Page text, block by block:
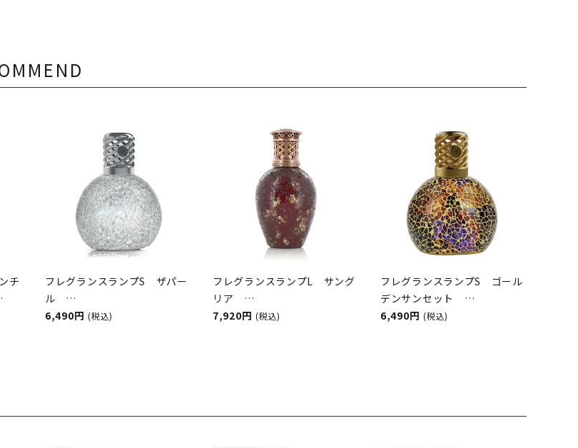
チ
フレグランスランプS ザパー
ル
ASHLEIGH&BURWOOD（ア
6,490円 (税込)
フレグランスランプL サング
リア
ASHLEIGH&BURWOOD（ア
7,920円 (税込)
フレグランスランプS ゴール
デンサンセット
ASHLEIGH&BURWOOD（ア
6,490円 (税込)